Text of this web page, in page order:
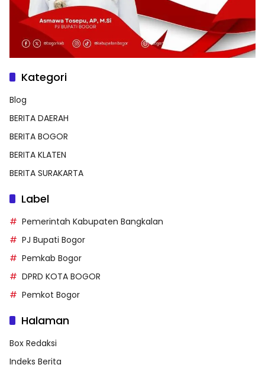
Kategori
Blog
BERITA DAERAH
BERITA BOGOR
BERITA KLATEN
BERITA SURAKARTA
Label
Pemerintah Kabupaten Bangkalan
PJ Bupati Bogor
Pemkab Bogor
DPRD KOTA BOGOR
Pemkot Bogor
Halaman
Box Redaksi
Indeks Berita